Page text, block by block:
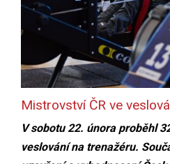
Mistrovství ČR ve
V sobotu 22. února proběhl
veslování na trenažéru.